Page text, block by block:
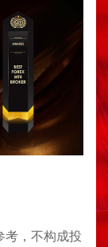
考，不构成投